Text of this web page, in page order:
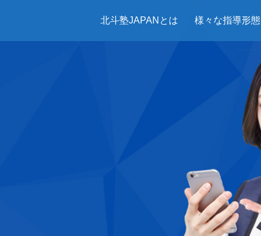
北斗塾JAPANとは 様々な指導形態